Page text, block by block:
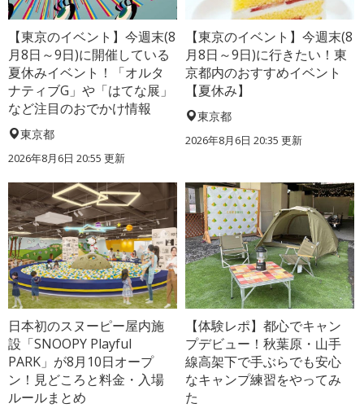
【東京のイベント】今週末(8
月8日～9日)に開催している
夏休みイベント！「オルタ
ナティブG」や「はてな展」
など注目のおでかけ情報
東京都
2026年8月6日 20:55 更新
【東京のイベント】今週末(8
月8日～9日)に行きたい！東
京都内のおすすめイベント
【夏休み】
東京都
2026年8月6日 20:35 更新
日本初のスヌーピー屋内施
設「SNOOPY Playful
PARK」が8月10日オープ
ン！見どころと料金・入場
ルールまとめ
【体験レポ】都心でキャン
プデビュー！秋葉原・山手
線高架下で手ぶらでも安心
なキャンプ練習をやってみ
た